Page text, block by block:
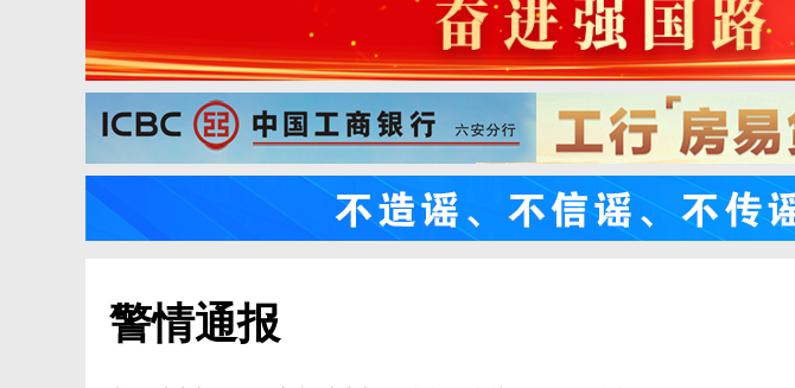
警情通报